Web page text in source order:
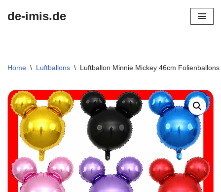
de-imis.de
Home \ Luftballons \ Luftballon Minnie Mickey 46cm